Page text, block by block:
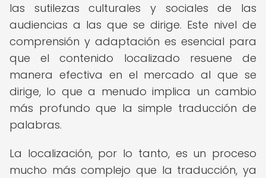
las sutilezas culturales y sociales de las
audiencias a las que se dirige. Este nivel de
comprensión y adaptación es esencial para
que el contenido localizado resuene de
manera efectiva en el mercado al que se
dirige, lo que a menudo implica un cambio
más profundo que la simple traducción de
palabras.
La localización, por lo tanto, es un proceso
mucho más complejo que la traducción, ya